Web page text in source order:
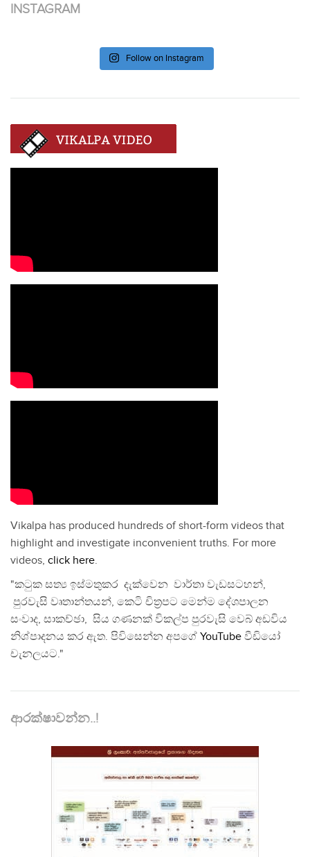
INSTAGRAM
Follow on Instagram
Vikalpa has produced hundreds of short-form videos that
highlight and investigate inconvenient truths. For more
videos, click here.
"කටුක සත්‍ය ඉස්මතුකර දැක්වෙන වාර්තා වැඩසටහන්,
පුරවැසි වෘතාන්තයන්, කෙටි චිත්‍රපට මෙන්ම දේශපාලන
සංවාද, සාකච්ඡා, සිය ගණනක් විකල්ප පුරවැසි වෙබ් අඩවිය
නිශ්පාදනය කර ඇත. පිවිසෙන්න අපගේ YouTube වීඩියෝ
චැනලයට."
ආරක්ෂාවන්න..!